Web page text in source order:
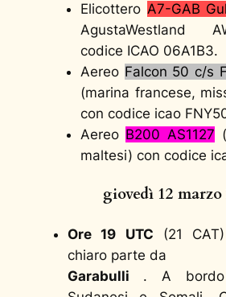
Elicottero A7-GAB
AgustaWestland
codice ICAO 06A1B3.
Aereo Falcon 50 c/s
(marina francese,
con codice icao
Aereo B200 AS1127
maltesi) con codice
giovedì 12 marzo
Ore 19 UTC (21
chiaro parte da
Garabulli . A bordo